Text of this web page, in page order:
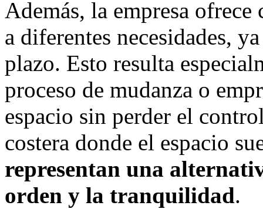
Además, la empresa
a diferentes necesidades,
plazo. Esto resulta
proceso de mudanza o
espacio sin perder el
costera donde el espacio
representan una
orden y la tranquilidad.